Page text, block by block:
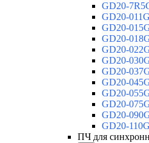
GD20-
GD20-
GD20-
GD20-
GD20-
GD20-
GD20-
GD20-
GD20-
GD20-
GD20-
GD20-
ПЧ для